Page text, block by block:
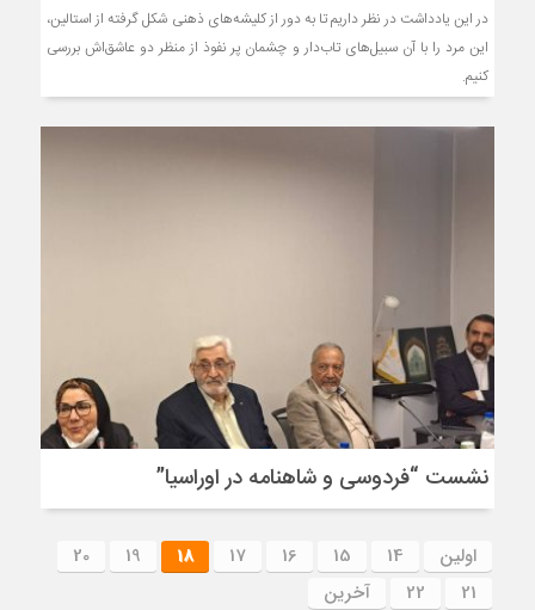
در این یادداشت در نظر داریم تا به دور از کلیشه‌های ذهنی شکل گرفته از استالین،
این مرد را با آن سبیل‌های تاب‌دار و چشمان پر نفوذ از منظر دو عاشق‌اش بررسی
کنیم.
نشست “فردوسی و شاهنامه در اوراسیا”
اولین 14
15
16
17
18
19
20
21
22 آخرین